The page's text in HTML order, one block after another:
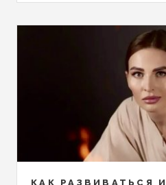
КАК РАЗВИВАТЬСЯ И